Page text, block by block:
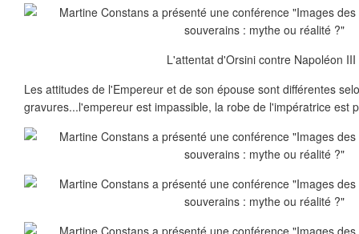
L'attentat d'Orsini contre Napoléon III
Les attitudes de l'Empereur et de son épouse sont différentes
gravures...l'empereur est impassible, la robe de l'impératrice est